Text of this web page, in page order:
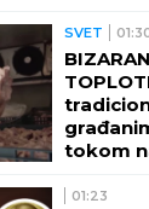
SVET
tokom
01:23